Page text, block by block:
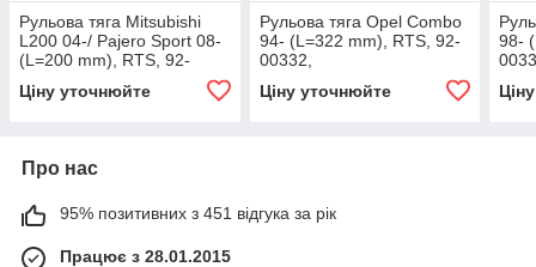
Рульова тяга Mitsubishi
L200 04-/ Pajero Sport 08-
(L=200 mm), RTS, 92-
Ціну уточнюйте
Рульова тяга Opel Combo
94- (L=322 mm), RTS, 92-
00332,
Ціну уточнюйте
98-
Про нас
95% позитивних з 451 відгука за рік
Працює з 28.01.2015